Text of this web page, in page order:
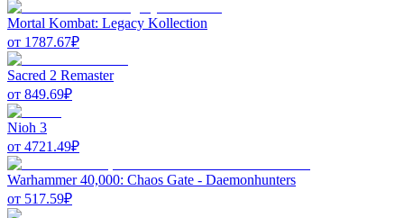
Mortal Kombat: Legacy Kollection
от 1787.67₽
Sacred 2 Remaster
от 849.69₽
Nioh 3
от 4721.49₽
Warhammer 40,000: Chaos Gate - Daemonhunters
от 517.59₽